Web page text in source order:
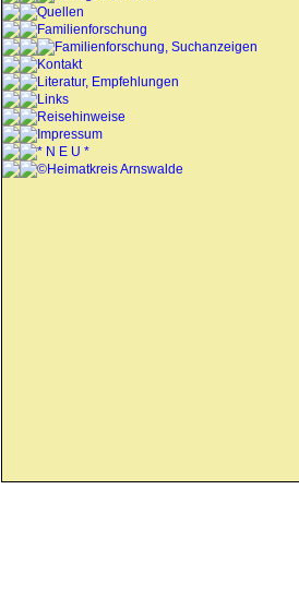
Quellen
Familienforschung
Familienforschung, Suchanzeigen
Kontakt
Literatur, Empfehlungen
Links
Reisehinweise
Impressum
* N E U *
©Heimatkreis Arnswalde